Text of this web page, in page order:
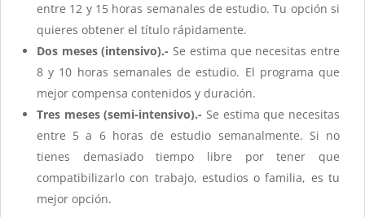
entre 12 y 15 horas semanales de estudio. Tu opción si
quieres obtener el título rápidamente.
Dos meses (intensivo).- Se estima que necesitas entre
8 y 10 horas semanales de estudio. El programa que
mejor compensa contenidos y duración.
Tres meses (semi-intensivo).- Se estima que necesitas
entre 5 a 6 horas de estudio semanalmente. Si no
tienes demasiado tiempo libre por tener que
compatibilizarlo con trabajo, estudios o familia, es tu
mejor opción.